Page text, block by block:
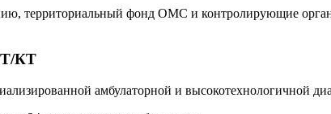
территориальный фонд ОМС и контролирующие
КТ
амбулаторной и высокотехнологичной